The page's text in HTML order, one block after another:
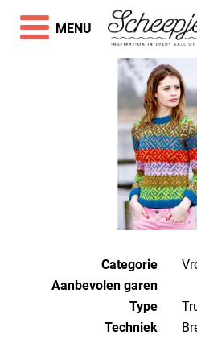
Categorie
Aanbevolen garen
Type
Techniek
MENU